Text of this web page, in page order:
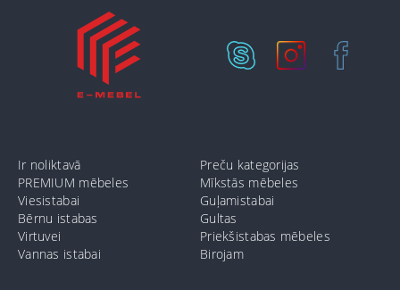
Ir noliktavā
Preču kategorijas
PREMIUM mēbeles
Mīkstās mēbeles
Viesistabai
Guļamistabai
Bērnu istabas
Gultas
Virtuvei
Priekšistabas mēbeles
Vannas istabai
Birojam